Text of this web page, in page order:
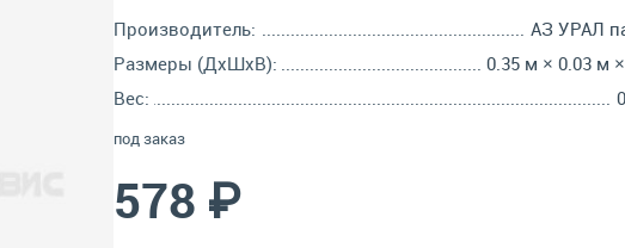
Производитель:
АЗ УРАЛ
Размеры (ДхШхВ):
0.35 м × 0.03 м
Вес:
под заказ
578 ₽